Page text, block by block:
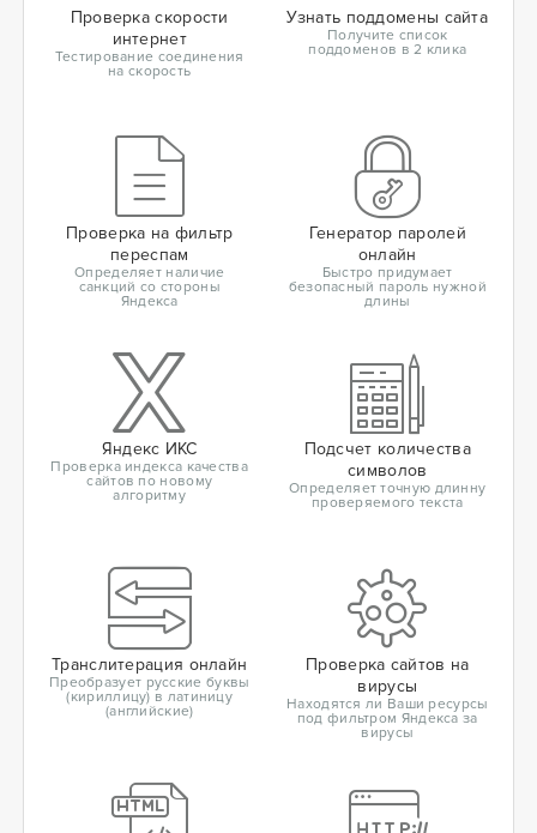
Проверка скорости
интернет
Тестирование соединения
на скорость
Узнать поддомены сайта
Получите список
поддоменов в 2 клика
Проверка на фильтр
переспам
Определяет наличие
санкций со стороны
Яндекса
Генератор паролей
онлайн
Быстро придумает
безопасный пароль нужной
длины
Яндекс ИКС
Проверка индекса качества
сайтов по новому
алгоритму
Подсчет количества
символов
Определяет точную длинну
проверяемого текста
Транслитерация онлайн
Преобразует русские буквы
(кириллицу) в латиницу
(английские)
Проверка сайтов на
вирусы
Находятся ли Ваши ресурсы
под фильтром Яндекса за
вирусы